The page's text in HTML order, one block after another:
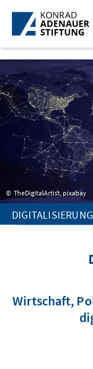
Skip to Main Content
TheDigitalArtist, pixabay
DIGITALISIERUNG
Wirtschaft,